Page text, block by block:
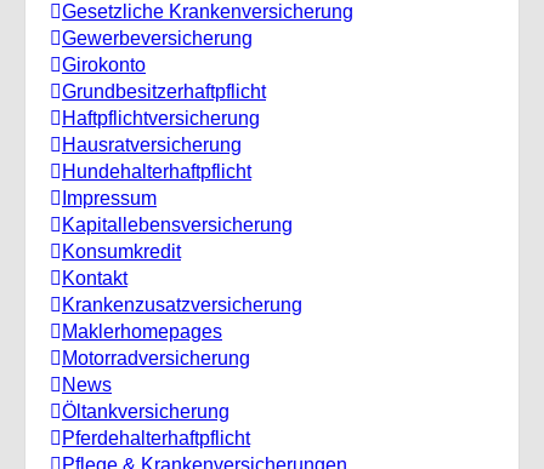
Gesetzliche Krankenversicherung
Gewerbeversicherung
Girokonto
Grundbesitzerhaftpflicht
Haftpflichtversicherung
Hausratversicherung
Hundehalterhaftpflicht
Impressum
Kapitallebensversicherung
Konsumkredit
Kontakt
Krankenzusatzversicherung
Maklerhomepages
Motorradversicherung
News
Öltankversicherung
Pferdehalterhaftpflicht
Pflege & Krankenversicherungen